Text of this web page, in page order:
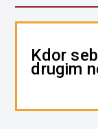
Kdor
drugim